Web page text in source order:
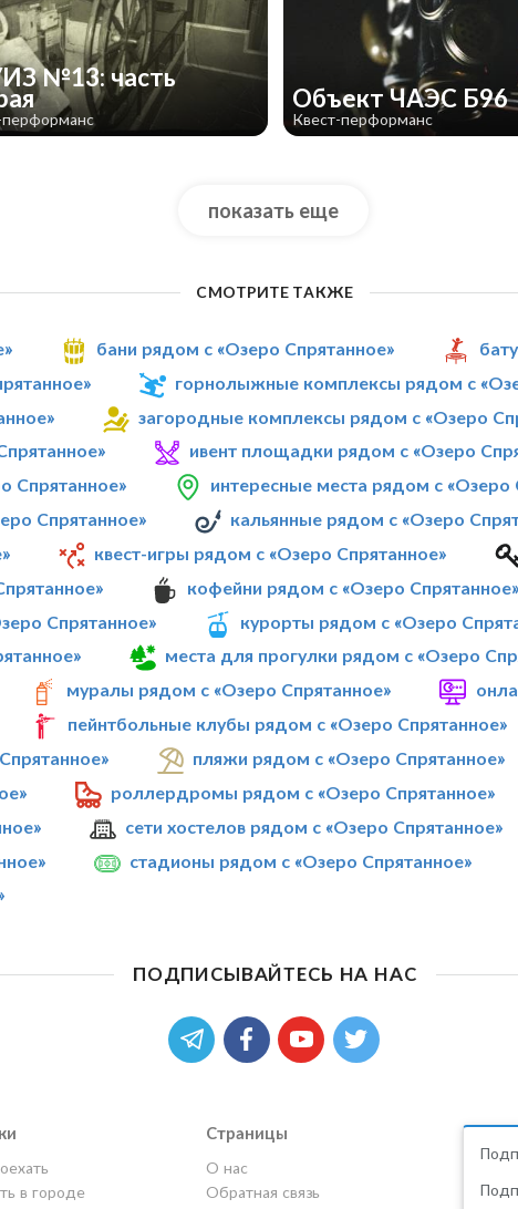
№13: часть
перформанс
Объект ЧАЭС Б96
Квест-перформанс
показать еще
СМОТРИТЕ ТАКЖЕ
бани рядом с «Озеро Спрятанное»
горнолыжные комплексы рядом с
загородные комплексы рядом с «Озеро
ивент площадки рядом с «Озеро
Спрятанное»
интересные места рядом с «Озеро
Спрятанное»
кальянные рядом с «Озеро
квест-игры рядом с «Озеро Спрятанное»
кофейни рядом с «Озеро Спрятанное»
Спрятанное»
курорты рядом с «Озеро
места для прогулки рядом с «Озеро
муралы рядом с «Озеро Спрятанное»
пейнтбольные клубы рядом с «Озеро Спрятанное»
пляжи рядом с «Озеро Спрятанное»
роллердромы рядом с «Озеро Спрятанное»
сети хостелов рядом с «Озеро Спрятанное»
стадионы рядом с «Озеро Спрятанное»
ПОДПИСЫВАЙТЕСЬ НА НАС
в городе
Страницы
О нас
Обратная связь